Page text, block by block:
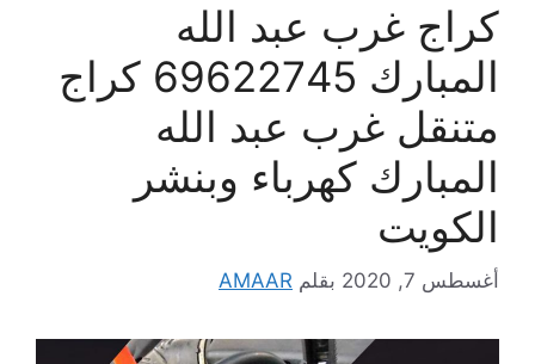
كراج غرب عبد الله
المبارك 69622745 كراج
متنقل غرب عبد الله
المبارك كهرباء وبنشر
الكويت
أغسطس 7, 2020 بقلم AMAAR